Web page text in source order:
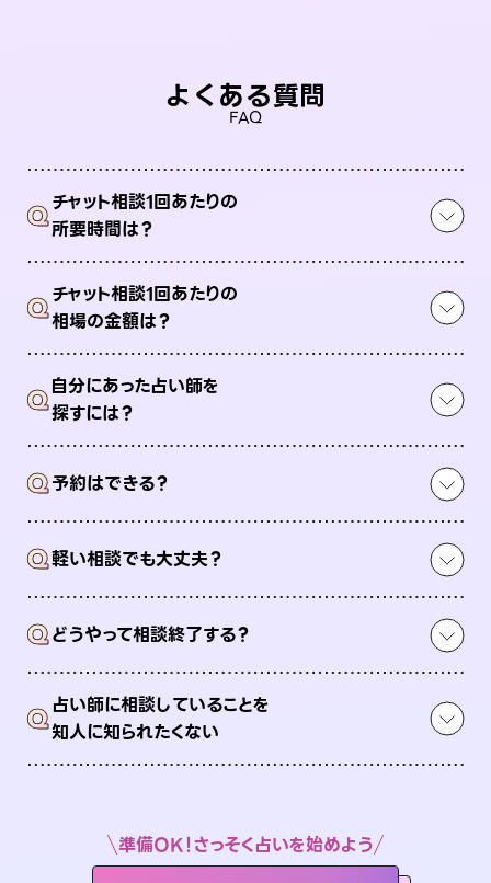
よくある質問
FAQ
Qチャット相談1回あたりの
所要時間は？
Qチャット相談1回あたりの
相場の金額は？
Q自分にあった占い師を
探すには？
Q予約はできる？
Q軽い相談でも大丈夫？
Qどうやって相談終了する？
Q占い師に相談していることを
知人に知られたくない
準備OK！さっそく占いを始めよう